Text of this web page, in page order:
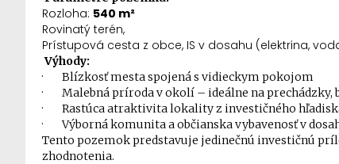
Rozloha: 540 m²
Rovinatý terén,
Prístupová cesta z obce, IS v dosahu (elektrina,
Výhody:
·
Blízkosť mesta spojená s vidieckym pokojom
·
Malebná príroda v okolí – ideálne na prechádzky,
·
Rastúca atraktivita lokality z investičného
·
Výborná komunita a občianska vybavenosť v
Tento pozemok predstavuje jedinečnú investičnú
zhodnotenia.